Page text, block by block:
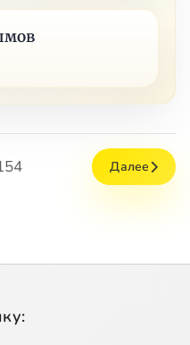
Далее